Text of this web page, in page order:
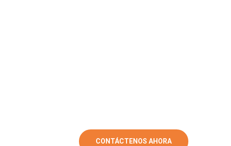
CONTÁCTENOS AHORA